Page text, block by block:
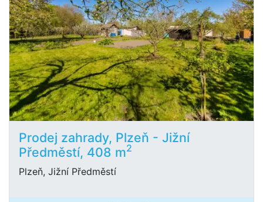
Prodej zahrady, Plzeň - Jižní
Předměstí, 408 m2
Plzeň, Jižní Předměstí